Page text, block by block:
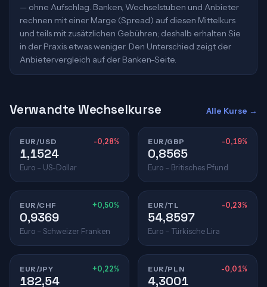
— ohne Aufschlag. Banken, Wechselstuben und Anbieter
rechnen mit einer Marge (Spread) auf diesen Mittelkurs
und teils mit zusätzlichen Gebühren; deshalb erhalten Sie
in der Praxis etwas weniger. Den Unterschied zeigt der
Anbietervergleich auf der Banken-Seite.
Verwandte Wechselkurse Alle Kurse →
EUR/USD -0,28%
1,1524
Euro – US-Dollar
EUR/GBP -0,19%
0,8565
Euro – Britisches Pfund
EUR/CHF +0,50%
0,9369
Euro – Schweizer Franken
EUR/TL -0,23%
54,8597
Euro – Türkische Lira
EUR/JPY +0,22%
182,54
EUR/PLN -0,01%
4,3001